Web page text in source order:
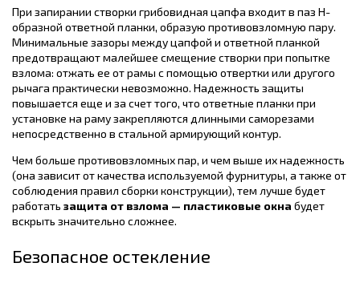
При запирании створки грибовидная цапфа входит в паз Н-
образной ответной планки, образую противовзломную пару.
Минимальные зазоры между цапфой и ответной планкой
предотвращают малейшее смещение створки при попытке
взлома: отжать ее от рамы с помощью отвертки или другого
рычага практически невозможно. Надежность защиты
повышается еще и за счет того, что ответные планки при
установке на раму закрепляются длинными саморезами
непосредственно в стальной армирующий контур.
Чем больше противовзломных пар, и чем выше их надежность
(она зависит от качества используемой фурнитуры, а также от
соблюдения правил сборки конструкции), тем лучше будет
работать защита от взлома — пластиковые окна будет
вскрыть значительно сложнее.
Безопасное остекление